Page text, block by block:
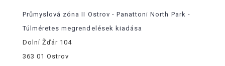
Průmyslová zóna II Ostrov - Panattoni North Park -
Túlméretes megrendelések kiadása
Dolní Žďár 104
363 01 Ostrov